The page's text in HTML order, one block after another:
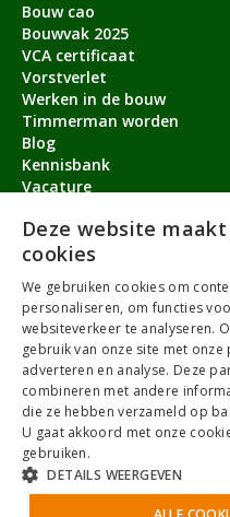
Bouw cao
Bouwvak 2025
VCA certificaat
Vorstverlet
Werken in de bouw
Timmerman worden
Blog
Kennisbank
Vacature
Contact
Over ons
088-7060802
Deze website
cookies
We gebruiken cookies om
personaliseren, om functies
websiteverkeer te analyseren.
gebruik van onze site met
adverteren en analyse. Deze
combineren met andere
die ze hebben verzameld op
U gaat akkoord met onze
gebruiken.
DETAILS WEERGEVEN